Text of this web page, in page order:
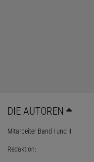
DIE AUTOREN
Mitarbeiter Band I und II
Redaktion: